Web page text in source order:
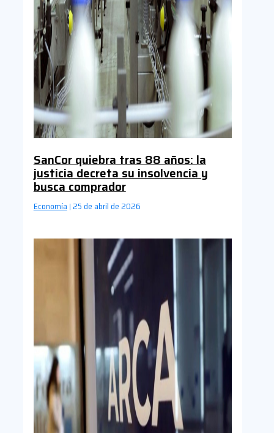
SanCor quiebra tras 88 años: la
justicia decreta su insolvencia y
busca comprador
Economía | 25 de abril de 2026